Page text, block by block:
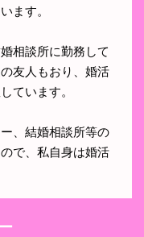
ます。
相談所に勤務して
友人もおり、婚活
ています。
、結婚相談所等の
で、私自身は婚活